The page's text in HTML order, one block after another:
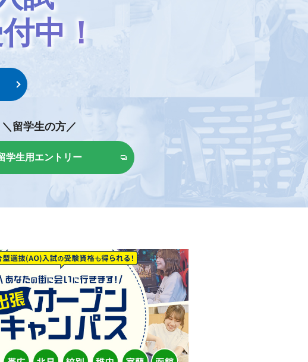
中！
＼留学生の方／
学生用エントリー